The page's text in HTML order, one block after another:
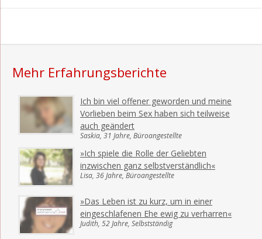
Mehr Erfahrungsberichte
Ich bin viel offener geworden und meine
Vorlieben beim Sex haben sich teilweise
auch geändert
Saskia, 31 Jahre, Büroangestellte
»Ich spiele die Rolle der Geliebten
inzwischen ganz selbstverständlich«
Lisa, 36 Jahre, Büroangestellte
»Das Leben ist zu kurz, um in einer
eingeschlafenen Ehe ewig zu verharren«
Judith, 52 Jahre, Selbstständig